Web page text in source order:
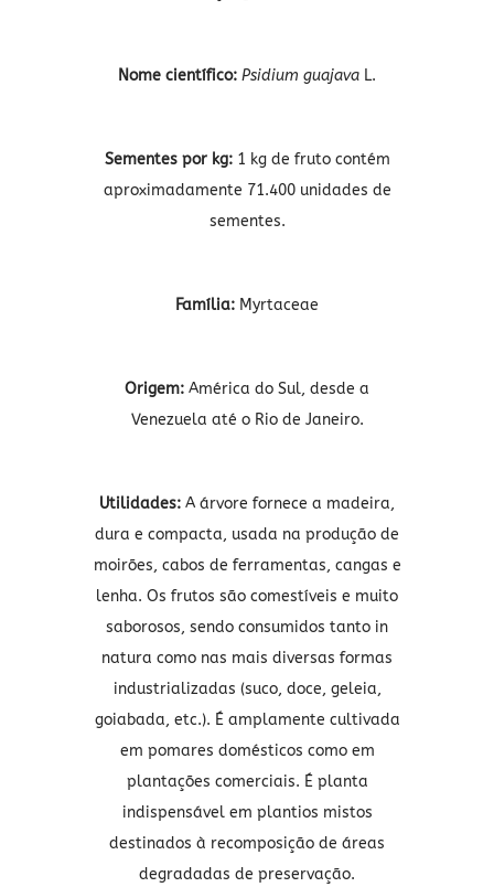
Nome científico: Psidium guajava L.
Sementes por kg: 1 kg de fruto contém
aproximadamente 71.400 unidades de
sementes.
Família: Myrtaceae
Origem: América do Sul, desde a
Venezuela até o Rio de Janeiro.
Utilidades: A árvore fornece a madeira,
dura e compacta, usada na produção de
moirões, cabos de ferramentas, cangas e
lenha. Os frutos são comestíveis e muito
saborosos, sendo consumidos tanto in
natura como nas mais diversas formas
industrializadas (suco, doce, geleia,
goiabada, etc.). É amplamente cultivada
em pomares domésticos como em
plantações comerciais. É planta
indispensável em plantios mistos
destinados à recomposição de áreas
degradadas de preservação.